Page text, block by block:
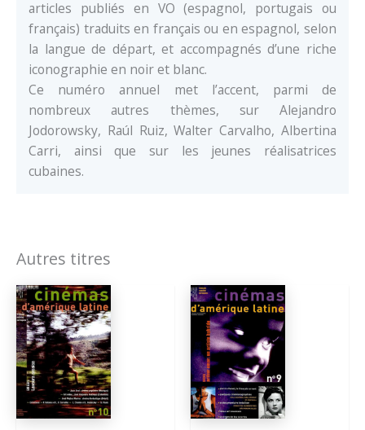
articles publiés en VO (espagnol, portugais ou
français) traduits en français ou en espagnol, selon
la langue de départ, et accompagnés d’une riche
iconographie en noir et blanc.
Ce numéro annuel met l’accent, parmi de
nombreux autres thèmes, sur Alejandro
Jodorowsky, Raúl Ruiz, Walter Carvalho, Albertina
Carri, ainsi que sur les jeunes réalisatrices
cubaines.
Autres titres